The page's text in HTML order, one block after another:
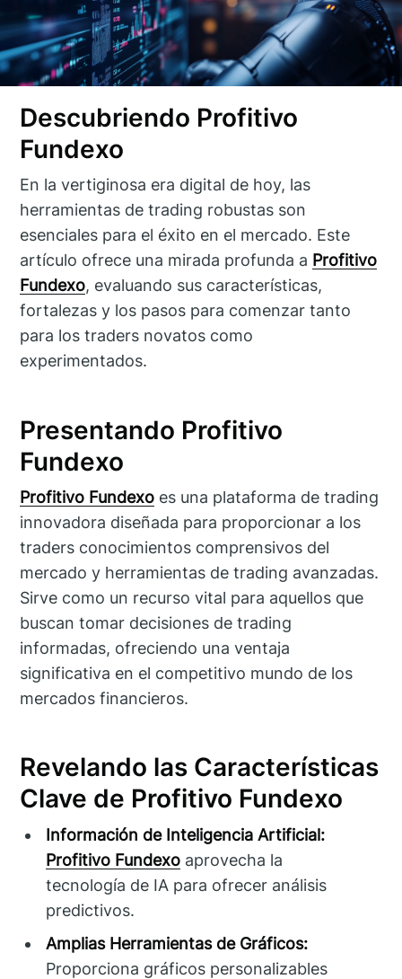
Descubriendo Profitivo
Fundexo
En la vertiginosa era digital de hoy, las
herramientas de trading robustas son
esenciales para el éxito en el mercado. Este
artículo ofrece una mirada profunda a Profitivo
Fundexo, evaluando sus características,
fortalezas y los pasos para comenzar tanto
para los traders novatos como
experimentados.
Presentando Profitivo
Fundexo
Profitivo Fundexo es una plataforma de trading
innovadora diseñada para proporcionar a los
traders conocimientos comprensivos del
mercado y herramientas de trading avanzadas.
Sirve como un recurso vital para aquellos que
buscan tomar decisiones de trading
informadas, ofreciendo una ventaja
significativa en el competitivo mundo de los
mercados financieros.
Revelando las Características
Clave de Profitivo Fundexo
Información de Inteligencia Artificial:
Profitivo Fundexo aprovecha la
tecnología de IA para ofrecer análisis
predictivos.
Amplias Herramientas de Gráficos:
Proporciona gráficos personalizables